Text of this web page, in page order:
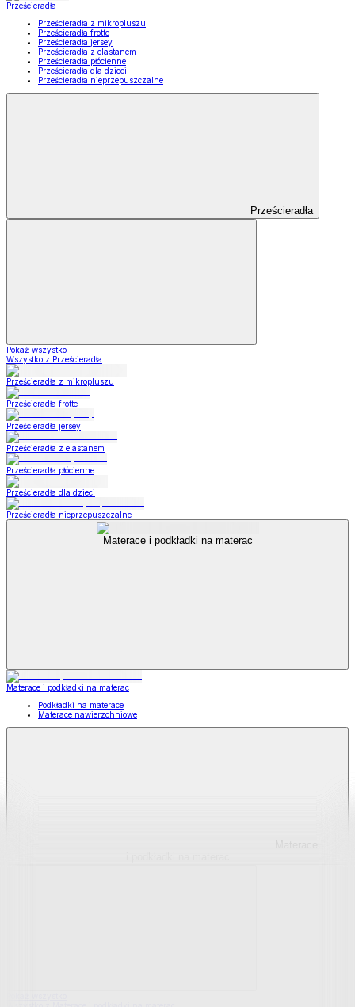
Prześcieradła
Prześcieradła z mikropluszu
Prześcieradła frotte
Prześcieradła jersey
Prześcieradła z elastanem
Prześcieradła płócienne
Prześcieradła dla dzieci
Prześcieradła nieprzepuszczalne
Prześcieradła
Pokaż wszystko
Wszystko z Prześcieradła
Prześcieradła z mikropluszu
Prześcieradła frotte
Prześcieradła jersey
Prześcieradła z elastanem
Prześcieradła płócienne
Prześcieradła dla dzieci
Prześcieradła nieprzepuszczalne
Materace i podkładki na materac
Materace i podkładki na materac
Podkładki na materace
Materace nawierzchniowe